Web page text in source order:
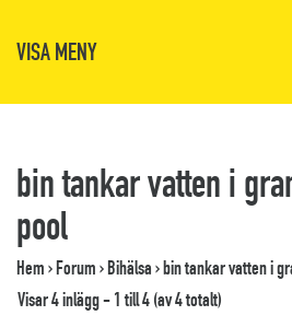
VISA MENY
bin tankar vatten i
pool
Hem›Forum›Bihälsa›bin tankar vatten i
Visar 4 inlägg - 1 till 4 (av 4 totalt)